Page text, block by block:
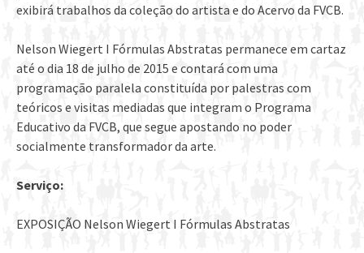
exibirá trabalhos da coleção do artista e do Acervo da FVCB.
Nelson Wiegert I Fórmulas Abstratas permanece em cartaz
até o dia 18 de julho de 2015 e contará com uma
programação paralela constituída por palestras com
teóricos e visitas mediadas que integram o Programa
Educativo da FVCB, que segue apostando no poder
socialmente transformador da arte.
Serviço:
EXPOSIÇÃO Nelson Wiegert I Fórmulas Abstratas